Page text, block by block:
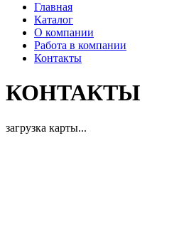
Главная
Каталог
О компании
Работа в компании
Контакты
КОНТАКТЫ
загрузка карты...